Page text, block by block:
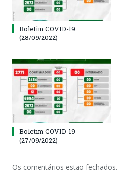
Boletim COVID-19
(28/09/2022)
Boletim COVID-19
(27/09/2022)
Os comentários estão fechados.